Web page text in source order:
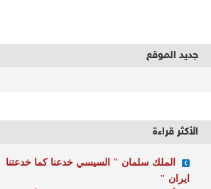
جديد الموقع
الأكثر قراءة
الملك سلمان " السيسي خدعنا كما خدعتنا
ايران "